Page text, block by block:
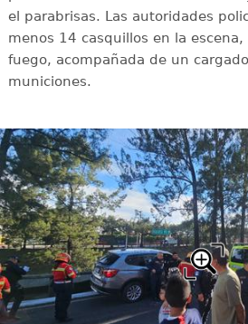
el parabrisas. Las autoridades
menos 14 casquillos en la
fuego, acompañada de un
municiones.